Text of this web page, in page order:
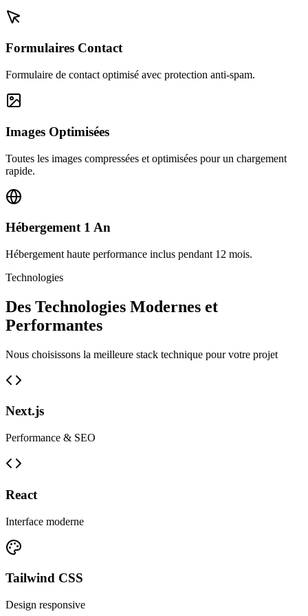
Formulaires Contact
Formulaire de contact optimisé avec protection anti-spam.
Images Optimisées
Toutes les images compressées et optimisées pour un chargement
rapide.
Hébergement 1 An
Hébergement haute performance inclus pendant 12 mois.
Technologies
Des Technologies Modernes et
Performantes
Nous choisissons la meilleure stack technique pour votre projet
Next.js
Performance & SEO
React
Interface moderne
Tailwind CSS
Design responsive